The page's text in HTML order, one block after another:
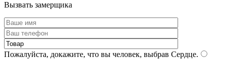
Вызвать замерщика
Пожалуйста, докажите, что вы человек, выбрав Сердце.